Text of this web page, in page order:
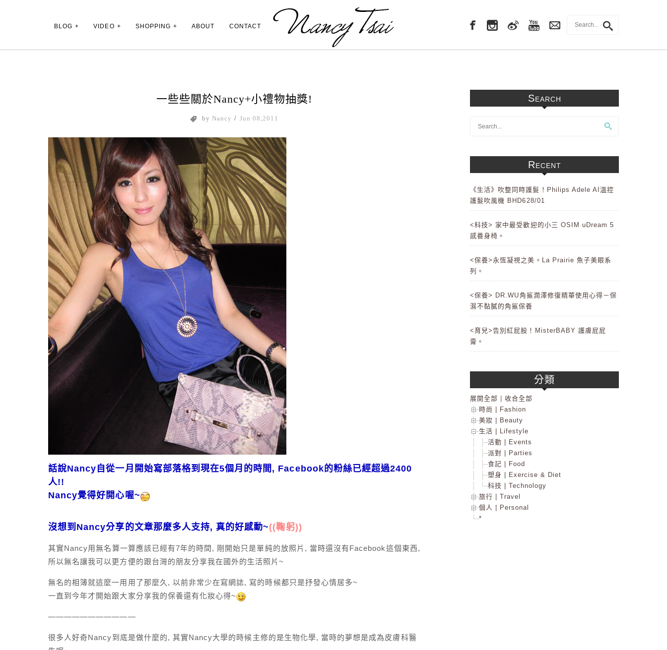
Main Menu
BLOG VIDEO SHOPPING ABOUT CONTACT
一些些關於Nancy+小禮物抽獎!
by Nancy / Jun 08,2011
話說Nancy自從一月開始寫部落格到現在5個月的時間, Facebook的粉絲已經超過2400
人!!
Nancy覺得好開心喔~
沒想到Nancy分享的文章那麼多人支持, 真的好感動~((鞠躬))
其實Nancy用無名算一算應該已經有7年的時間, 剛開始只是單純的放照片, 當時還沒有Facebook這個東西,
所以無名讓我可以更方便的跟台灣的朋友分享我在國外的生活照片~
無名的相簿就這麼一用用了那麼久, 以前非常少在寫網誌, 寫的時候都只是抒發心情居多~
一直到今年才開始跟大家分享我的保養還有化妝心得~
———————————
很多人好奇Nancy到底是做什麼的, 其實Nancy大學的時候主修的是生物化學, 當時的夢想是成為皮膚科醫
Search
Recent
《生活》吹整同時護髮！Philips Adele AI溫控
護髮吹風機 BHD628/01
<科技> 家中最受歡迎的小三 OSIM uDream 5
感養身椅。
<保養>永恆凝視之美。La Prairie 魚子美眼系
列。
<保養> DR.WU角鯊潤澤修復精華使用心得－保
濕不黏膩的角鯊保養
<育兒>告別紅屁股！MisterBABY 護膚屁屁
膏。
分類
展開全部
收合全部
時尚 | Fashion
美妝 | Beauty
生活 | Lifestyle
活動 | Events
派對 | Parties
食記 | Food
塑身 | Exercise & Diet
科技 | Technology
旅行 | Travel
個人 | Personal
*